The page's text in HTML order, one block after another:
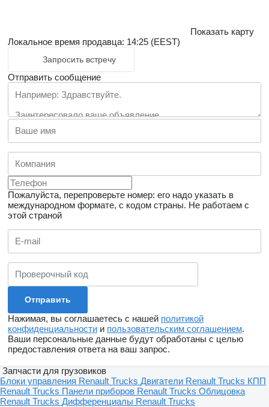
Показать карту
Локальное время продавца: 14:25 (EEST)
Запросить встречу
Отправить сообщение
Пожалуйста, перепроверьте номер: его надо указать в
международном формате, с кодом страны. Не работаем с
этой страной
Нажимая, вы соглашаетесь с нашей политикой
конфиденциальности и пользовательским соглашением.
Ваши персональные данные будут обработаны с целью
предоставления ответа на ваш запрос.
Запчасти для грузовиков
Блоки управления Renault Trucks Двигатели Renault Trucks КПП
Renault Trucks Панели приборов Renault Trucks Облицовка
Renault Trucks Дифференциалы Renault Trucks